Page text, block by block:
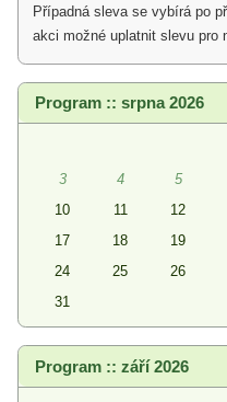
Případná sleva se vybírá po
akci možné uplatnit slevu pro
Program :: srpna 2026
3
4 5
10
11 12
17
18 19
24
25 26
31
Program :: září 2026